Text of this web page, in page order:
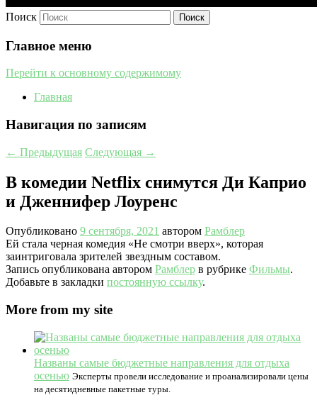
Поиск
Главное меню
Перейти к основному содержимому
Главная
Навигация по записям
← Предыдущая Следующая →
В комедии Netflix снимутся Ди Каприо
и Дженнифер Лоуренс
Опубликовано 9 сентября, 2021 автором Рамблер
Ей стала черная комедия «Не смотри вверх», которая
заинтриговала зрителей звездным составом.
Запись опубликована автором Рамблер в рубрике Фильмы.
Добавьте в закладки постоянную ссылку.
More from my site
Названы самые бюджетные направления для отдыха
осенью Эксперты провели исследование и проанализировали цены
на десятидневные пакетные туры.